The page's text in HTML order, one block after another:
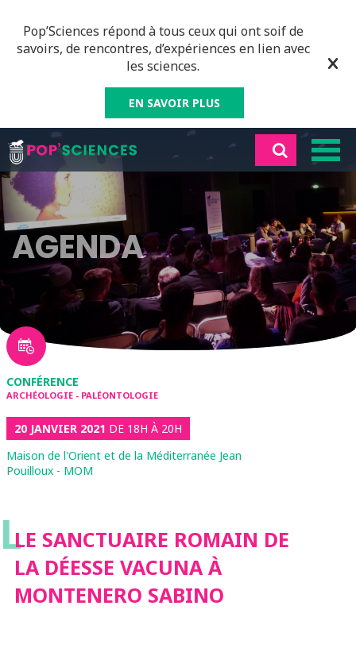
Pop’Sciences répond à tous ceux qui ont soif de
savoirs, de rencontres, d’expériences en lien avec
les sciences.
EN SAVOIR PLUS
AGENDA
CONFÉRENCE
ARCHÉOLOGIE - PALÉONTOLOGIE
20 JANVIER 2021 DE 18H À 20H
Maison de l'Orient et de la Méditerranée Jean
Pouilloux - MOM
LLE SANCTUAIRE ROMAIN DE
LA DÉESSE VACUNA À
MONTENERO SABINO